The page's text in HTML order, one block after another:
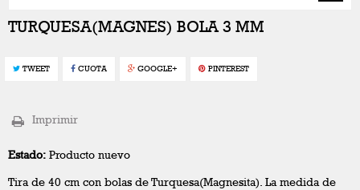
TURQUESA(MAGNES) BOLA 3 MM
TWEET CUOTA GOOGLE+ PINTEREST
Imprimir
Estado: Producto nuevo
Tira de 40 cm con bolas de Turquesa(Magnesita). La medida de